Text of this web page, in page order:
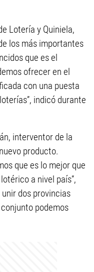
Lotería y Quiniela,
los más importantes
que es el
ofrecer en el
con una puesta
indicó durante
interventor de la
producto.
que es lo mejor que
a nivel país”,
unir dos provincias
podemos